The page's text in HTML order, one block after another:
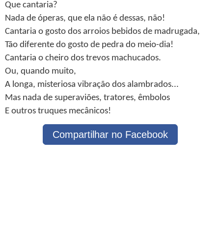
Que cantaria?
Nada de óperas, que ela não é dessas, não!
Cantaria o gosto dos arroios bebidos de madrugada,
Tão diferente do gosto de pedra do meio-dia!
Cantaria o cheiro dos trevos machucados.
Ou, quando muito,
A longa, misteriosa vibração dos alambrados...
Mas nada de superaviões, tratores, êmbolos
E outros truques mecânicos!
Compartilhar no Facebook